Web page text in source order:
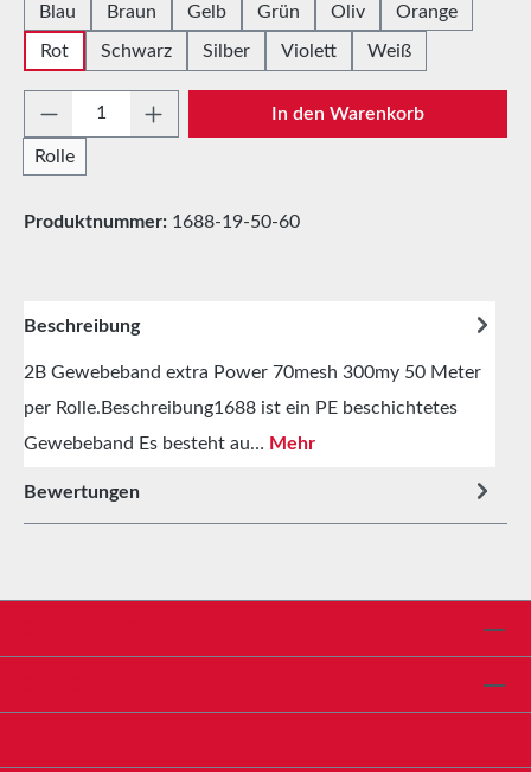
Blau Braun Gelb Grün Oliv Orange
Rot Schwarz Silber Violett Weiß
Produkt Anzahl: Gib den gewünschten
Rolle
In den Warenkorb
Produktnummer: 1688-19-50-60
Beschreibung
2B Gewebeband extra Power 70mesh 300my 50 Meter
per Rolle.Beschreibung1688 ist ein PE beschichtetes
Gewebeband Es besteht au… Mehr
Bewertungen